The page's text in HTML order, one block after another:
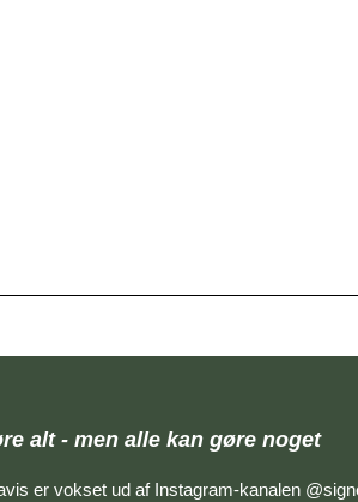
alt - men alle kan gøre noget
er vokset ud af Instagram-kanalen